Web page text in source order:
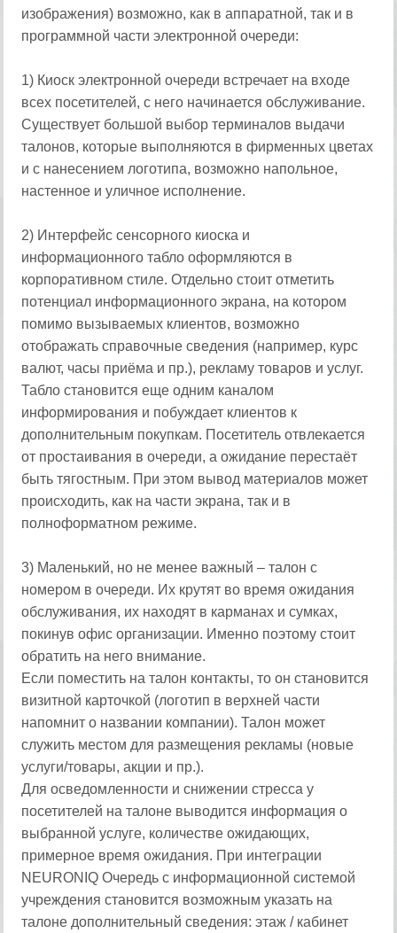
изображения) возможно, как в аппаратной, так и в
программной части электронной очереди:
1) Киоск электронной очереди встречает на входе
всех посетителей, с него начинается обслуживание.
Существует большой выбор терминалов выдачи
талонов, которые выполняются в фирменных цветах
и с нанесением логотипа, возможно напольное,
настенное и уличное исполнение.
2) Интерфейс сенсорного киоска и
информационного табло оформляются в
корпоративном стиле. Отдельно стоит отметить
потенциал информационного экрана, на котором
помимо вызываемых клиентов, возможно
отображать справочные сведения (например, курс
валют, часы приёма и пр.), рекламу товаров и услуг.
Табло становится еще одним каналом
информирования и побуждает клиентов к
дополнительным покупкам. Посетитель отвлекается
от простаивания в очереди, а ожидание перестаёт
быть тягостным. При этом вывод материалов может
происходить, как на части экрана, так и в
полноформатном режиме.
3) Маленький, но не менее важный – талон с
номером в очереди. Их крутят во время ожидания
обслуживания, их находят в карманах и сумках,
покинув офис организации. Именно поэтому стоит
обратить на него внимание.
Если поместить на талон контакты, то он становится
визитной карточкой (логотип в верхней части
напомнит о названии компании). Талон может
служить местом для размещения рекламы (новые
услуги/товары, акции и пр.).
Для осведомленности и снижении стресса у
посетителей на талоне выводится информация о
выбранной услуге, количестве ожидающих,
примерное время ожидания. При интеграции
NEURONIQ Очередь с информационной системой
учреждения становится возможным указать на
талоне дополнительный сведения: этаж / кабинет